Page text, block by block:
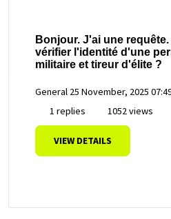
Bonjour. J'ai une
vérifier l'identité d'une
militaire et tireur d'élite ?
General 25 November, 2025
1 replies
1052 views
VIEW DETAILS